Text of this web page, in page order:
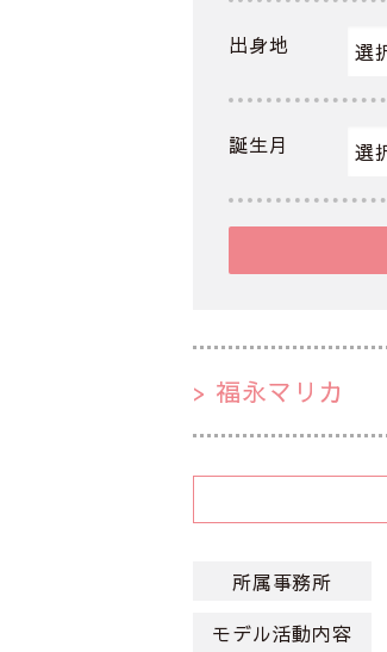
出身地
誕生月
福永マリカ
所属事務所
モデル活動内容